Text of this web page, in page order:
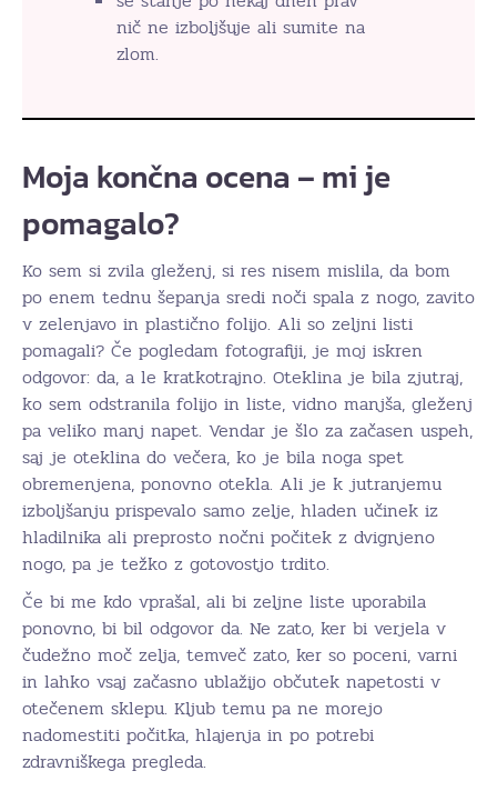
nič ne izboljšuje ali sumite na
zlom.
Moja končna ocena – mi je
pomagalo?
Ko sem si zvila gleženj, si res nisem mislila, da bom
po enem tednu šepanja sredi noči spala z nogo, zavito
v zelenjavo in plastično folijo. Ali so zeljni listi
pomagali? Če pogledam fotografiji, je moj iskren
odgovor: da, a le kratkotrajno. Oteklina je bila zjutraj,
ko sem odstranila folijo in liste, vidno manjša, gleženj
pa veliko manj napet. Vendar je šlo za začasen uspeh,
saj je oteklina do večera, ko je bila noga spet
obremenjena, ponovno otekla. Ali je k jutranjemu
izboljšanju prispevalo samo zelje, hladen učinek iz
hladilnika ali preprosto nočni počitek z dvignjeno
nogo, pa je težko z gotovostjo trdito.
Če bi me kdo vprašal, ali bi zeljne liste uporabila
ponovno, bi bil odgovor da. Ne zato, ker bi verjela v
čudežno moč zelja, temveč zato, ker so poceni, varni
in lahko vsaj začasno ublažijo občutek napetosti v
otečenem sklepu. Kljub temu pa ne morejo
nadomestiti počitka, hlajenja in po potrebi
zdravniškega pregleda.